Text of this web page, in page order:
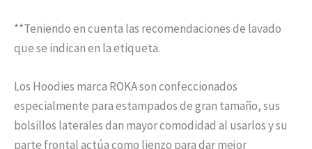
**Teniendo en cuenta las recomendaciones de lavado
que se indican en la etiqueta.
Los Hoodies marca ROKA son confeccionados
especialmente para estampados de gran tamaño, sus
bolsillos laterales dan mayor comodidad al usarlos y su
parte frontal actúa como lienzo para dar mejor